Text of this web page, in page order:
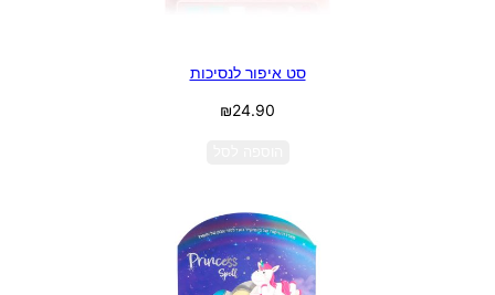
סט איפור לנסיכות
₪24.90